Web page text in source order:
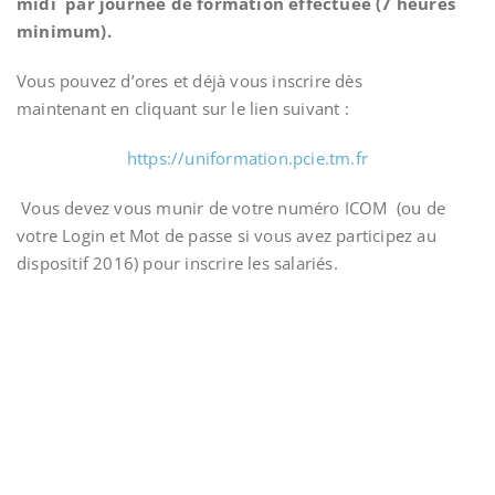
minimum).
Vous pouvez d’ores et déjà vous inscrire dès
maintenant en cliquant sur le lien suivant :
https://uniformation.pcie.tm.fr
Vous devez vous munir de votre numéro ICOM (ou de
votre Login et Mot de passe si vous avez participez au
dispositif 2016) pour inscrire les salariés.